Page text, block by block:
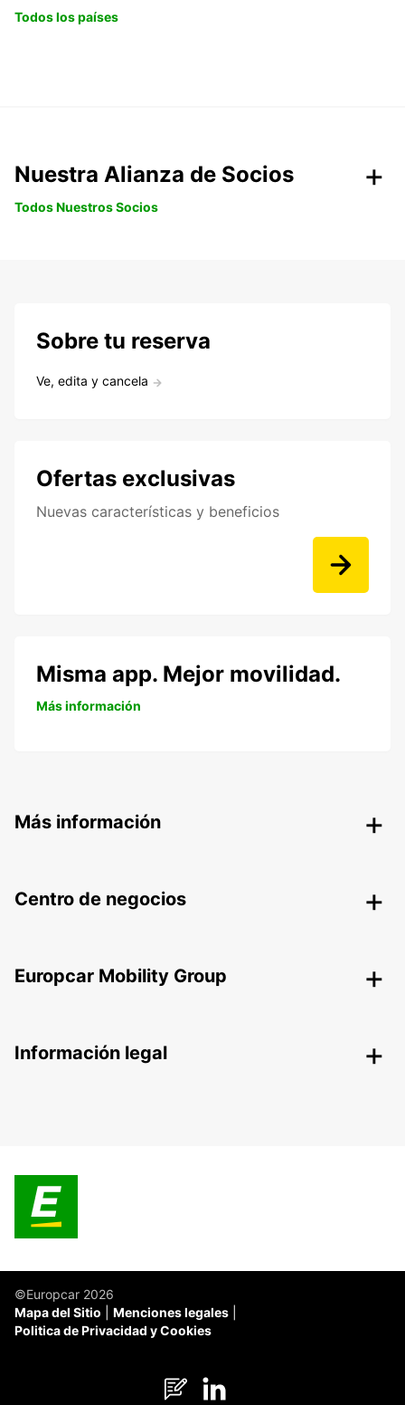
Todos los países
Nuestra Alianza de Socios
Todos Nuestros Socios
Sobre tu reserva
Ve, edita y cancela
Ofertas exclusivas
Nuevas características y beneficios
Misma app. Mejor movilidad.
Más información
Más información
Centro de negocios
Europcar Mobility Group
Información legal
©Europcar 2026
Mapa del Sitio
Menciones legales
Politica de Privacidad y Cookies